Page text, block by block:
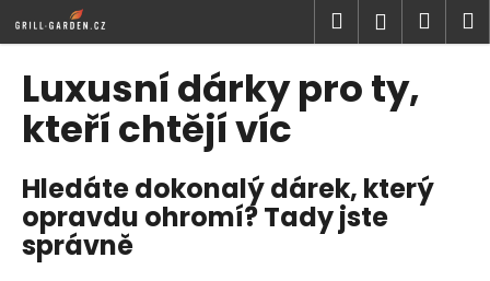
na
obsah
Hledat
Luxusní dárky pro ty,
kteří chtějí víc
Hledáte dokonalý dárek, který
opravdu ohromí? Tady jste
správně
K
o
C
o
p
o
t
ř